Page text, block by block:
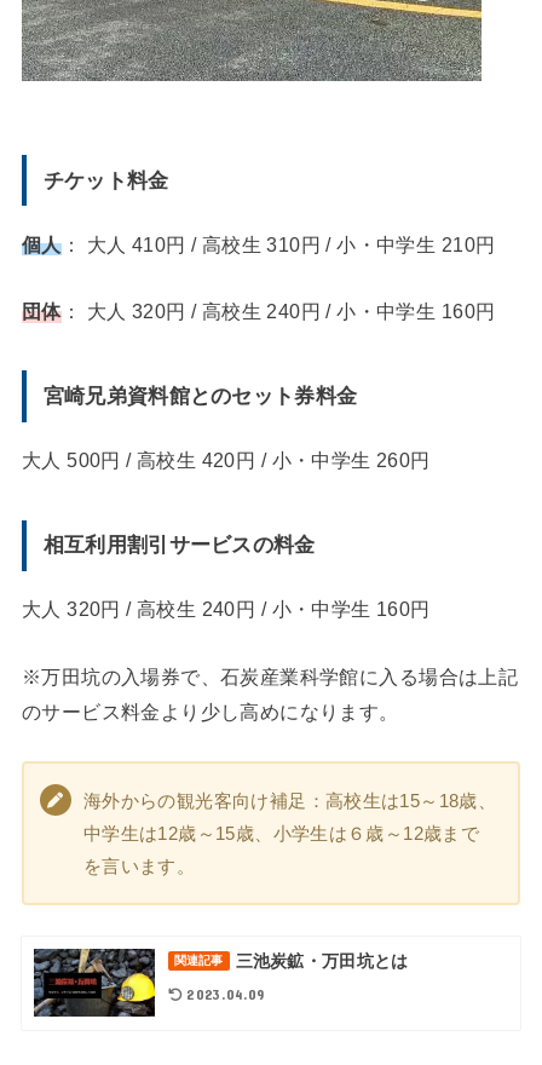
チケット料金
個人： 大人 410円 / 高校生 310円 / 小・中学生 210円
団体： 大人 320円 / 高校生 240円 / 小・中学生 160円
宮崎兄弟資料館とのセット券料金
大人 500円 / 高校生 420円 / 小・中学生 260円
相互利用割引サービスの料金
大人 320円 / 高校生 240円 / 小・中学生 160円
※万田坑の入場券で、石炭産業科学館に入る場合は上記
のサービス料金より少し高めになります。
海外からの観光客向け補足：高校生は15～18歳、
中学生は12歳～15歳、小学生は６歳～12歳まで
を言います。
関連記事 三池炭鉱・万田坑とは
2023.04.09